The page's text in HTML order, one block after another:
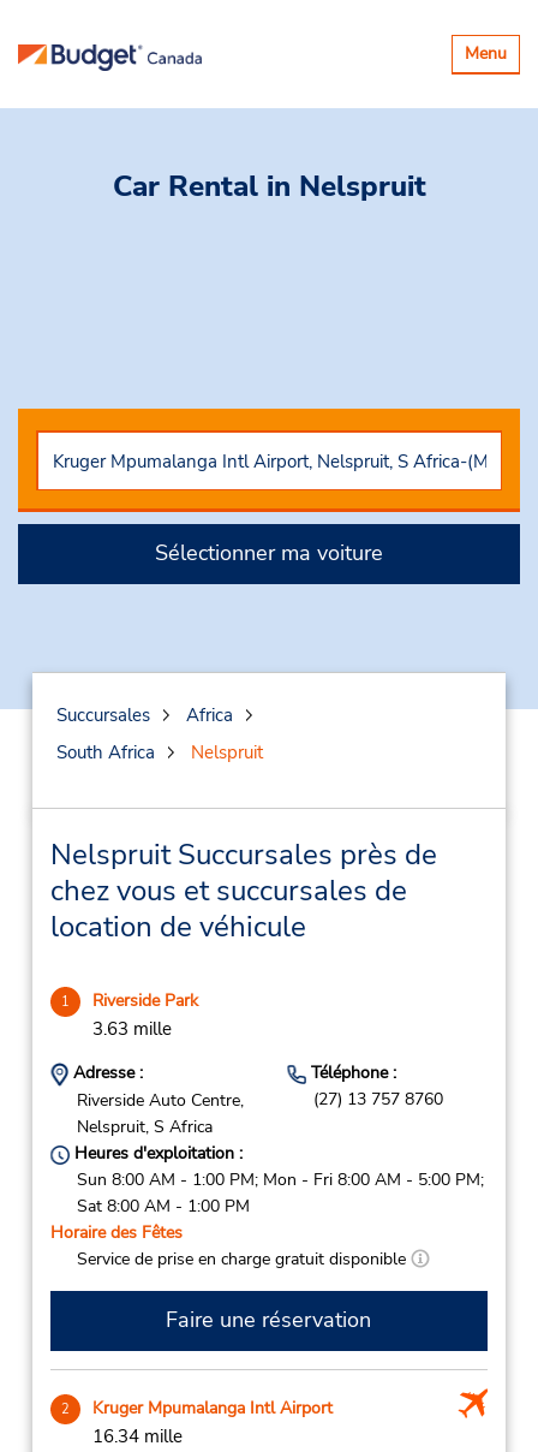
Basculer
la
Menu
Car Rental in Nelspruit
Sélectionner ma voiture
Succursales
Africa
South Africa
Nelspruit
Nelspruit Succursales près de
chez vous et succursales de
location de véhicule
1 Riverside Park
3.63 mille
Adresse :
Riverside Auto Centre,
Nelspruit, S Africa
Téléphone :
(27) 13 757 8760
Heures d'exploitation :
Sun 8:00 AM - 1:00 PM; Mon - Fri 8:00 AM - 5:00 PM;
Sat 8:00 AM - 1:00 PM
Horaire des Fêtes
Service de prise en charge gratuit disponible
Faire une réservation
2 Kruger Mpumalanga Intl Airport
16.34 mille